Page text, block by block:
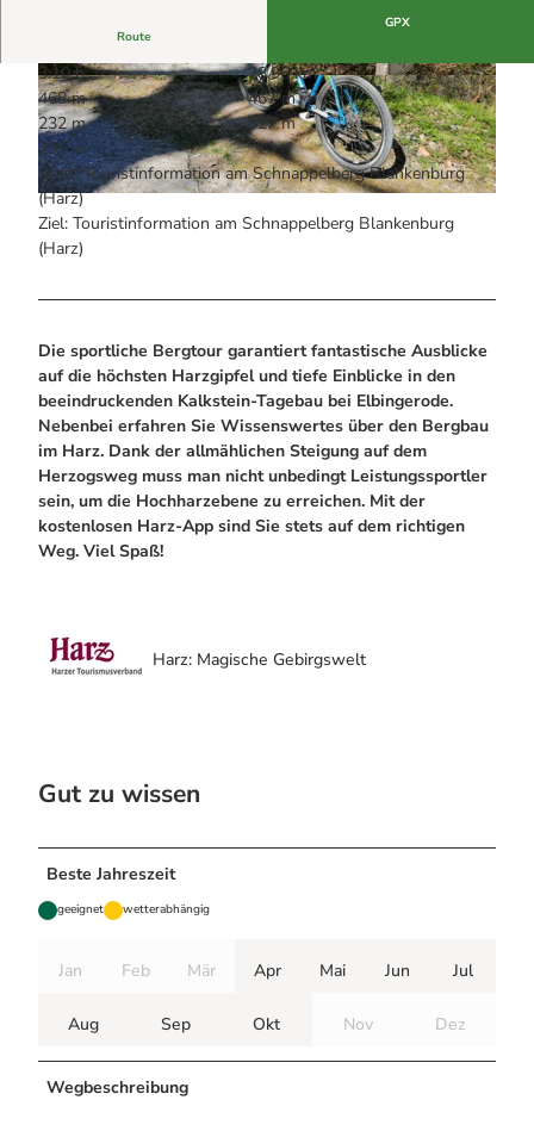
Noch lange nicht Schicht im Schacht
Die Eisflüsterer: Harzer Falken
Wanderführer Jörg Kühnhold
Webcams
Kulinarik
Einkaufen
Webcams
© Touristinformation Blankenburg, Harz: Magische Gebirgswelt
© Touristinformation Blankenburg, Harz: Magi
sche Gebirgswelt
© Touristinformation Blankenburg, Harz: Magi
sche Gebirgswelt
Route
GPX
3:10 h
28,96 km
468 m
467 m
232 m
527 m
295 m
Start: Touristinformation am Schnappelberg Blankenburg
(Harz)
Ziel: Touristinformation am Schnappelberg Blankenburg
(Harz)
Die sportliche Bergtour garantiert fantastische Ausblicke
auf die höchsten Harzgipfel und tiefe Einblicke in den
beeindruckenden Kalkstein-Tagebau bei Elbingerode.
Nebenbei erfahren Sie Wissenswertes über den Bergbau
im Harz. Dank der allmählichen Steigung auf dem
Herzogsweg muss man nicht unbedingt Leistungssportler
sein, um die Hochharzebene zu erreichen. Mit der
kostenlosen Harz-App sind Sie stets auf dem richtigen
Weg. Viel Spaß!
Harz: Magische Gebirgswelt
Gut zu wissen
Beste Jahreszeit
geeignet wetterabhängig
Jan Feb Mär Apr Mai Jun Jul
Aug Sep Okt Nov Dez
Wegbeschreibung